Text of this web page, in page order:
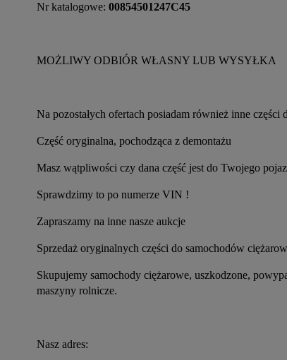
Nr katalogowe: 00854501247C45
MOŻLIWY ODBIÓR WŁASNY LUB WYSYŁKA
Na pozostałych ofertach posiadam również inne części
Część oryginalna, pochodząca z demontażu
Masz wątpliwości czy dana część jest do Twojego
Sprawdzimy to po numerze VIN !
Zapraszamy na inne nasze aukcje
Sprzedaż oryginalnych części do samochodów
Skupujemy samochody ciężarowe, uszkodzone,
maszyny rolnicze.
Nasz adres: